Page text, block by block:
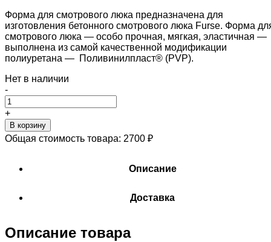
Форма для смотрового люка предназначена для
изготовления бетонного смотрового люка Furse. Форма
смотрового люка — особо прочная, мягкая, эластичная —
выполнена из самой качественной модификации
полиуретана — Поливинилпласт® (PVP).
Нет в наличии
-
+
В корзину
Общая стоимость товара: 2700 ₽
Описание
Доставка
Описание товара